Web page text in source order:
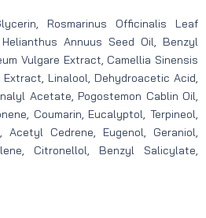
Rosmarinus Officinalis Leaf
Annuus Seed Oil, Benzyl
Vulgare Extract, Camellia Sinensis
Linalool, Dehydroacetic Acid,
Acetate, Pogostemon Cablin Oil,
Coumarin, Eucalyptol, Terpineol,
Acetyl Cedrene, Eugenol, Geraniol,
Citronellol, Benzyl Salicylate,